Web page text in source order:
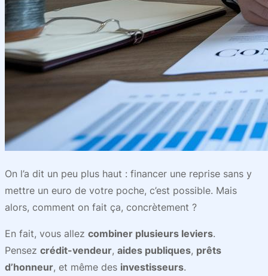
On l’a dit un peu plus haut : financer une reprise sans y
mettre un euro de votre poche, c’est possible. Mais
alors, comment on fait ça, concrètement ?
En fait, vous allez combiner plusieurs leviers.
Pensez crédit-vendeur, aides publiques, prêts
d’honneur, et même des investisseurs.